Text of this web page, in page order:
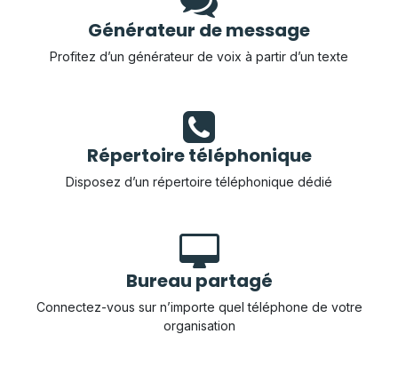
Générateur de message
Profitez d’un générateur de voix à partir d’un texte
Répertoire téléphonique
Disposez d’un répertoire téléphonique dédié
Bureau partagé
Connectez-vous sur n’importe quel téléphone de votre
organisation